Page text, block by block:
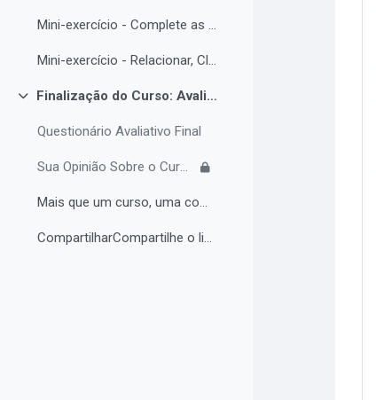
Mini-exercício - Complete as Lacunas
Mini-exercício - Relacionar, Classificar e Sopa de Letras (tem áudio)
Colapsar
Finalização do Curso: Avaliações e Certificado
Questionário Avaliativo Final
Sua Opinião Sobre o Curso
Mais que um curso, uma comunidade de aprendizagem!...
CompartilharCompartilhe o link do curso em suas re...